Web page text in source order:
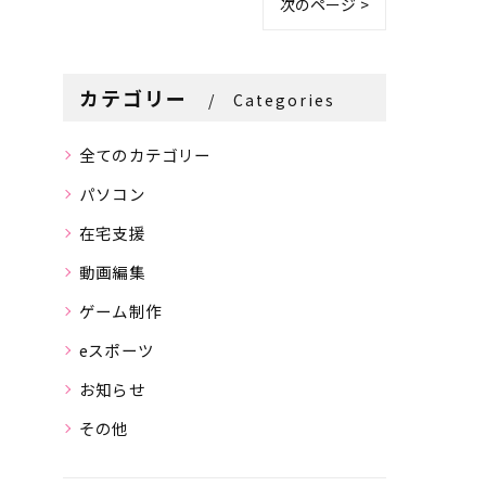
次のページ >
カテゴリー Categories
全てのカテゴリー
パソコン
在宅支援
動画編集
ゲーム制作
eスポーツ
お知らせ
その他